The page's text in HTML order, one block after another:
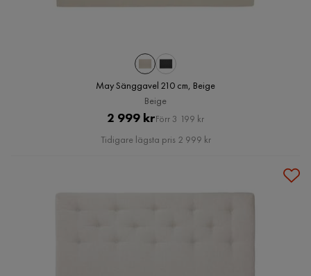
May Sänggavel 210 cm, Beige
Beige
Pris
2 999 krOriginal
Pris
Förr 3 199 kr
Tidigare lägsta pris 2 999 kr